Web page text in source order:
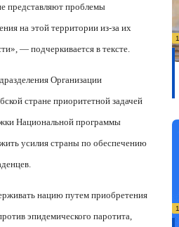
представляют проблемы
на этой территории из-за их
— подчеркивается в тексте.
Организации
стране приоритетной задачей
Национальной программы
усилия страны по обеспечению
нацию путем приобретения
эпидемического паротита,